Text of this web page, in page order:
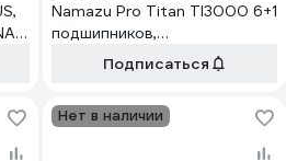
Namazu Pro Titan TI3000 6+1
подшипников,
металлическая шпуля N-
Подписаться
Нет в наличии